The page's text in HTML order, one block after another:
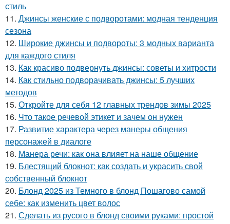
стиль
11. Джинсы женские с подворотами: модная тенденция
сезона
12. Широкие джинсы и подвороты: 3 модных варианта
для каждого стиля
13. Как красиво подвернуть джинсы: советы и хитрости
14. Как стильно подворачивать джинсы: 5 лучших
методов
15. Откройте для себя 12 главных трендов зимы 2025
16. Что такое речевой этикет и зачем он нужен
17. Развитие характера через манеры общения
персонажей в диалоге
18. Манера речи: как она влияет на наше общение
19. Блестящий блокнот: как создать и украсить свой
собственный блокнот
20. Блонд 2025 из Темного в блонд Пошагово самой
себе: как изменить цвет волос
21. Сделать из русого в блонд своими руками: простой